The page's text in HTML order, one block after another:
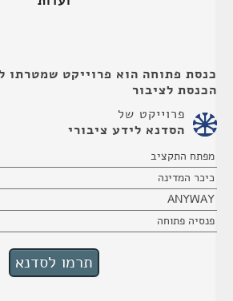
כנסת פתוחה הוא פרוייקט שמטרתו
הכנסת לציבור
פרוייקט של
הסדנא לידע ציבורי
מפתח התקציב
כיכר המדינה
ANYWAY
פנסיה פתוחה